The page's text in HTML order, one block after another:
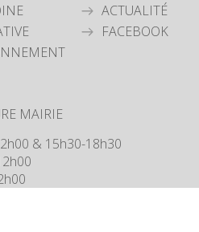
ACTUALITÉ
FACEBOOK
MAIRIE
& 15h30-18h30